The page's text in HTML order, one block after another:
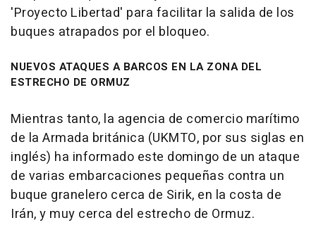
'Proyecto Libertad' para facilitar la salida de los
buques atrapados por el bloqueo.
NUEVOS ATAQUES A BARCOS EN LA ZONA DEL
ESTRECHO DE ORMUZ
Mientras tanto, la agencia de comercio marítimo
de la Armada británica (UKMTO, por sus siglas en
inglés) ha informado este domingo de un ataque
de varias embarcaciones pequeñas contra un
buque granelero cerca de Sirik, en la costa de
Irán, y muy cerca del estrecho de Ormuz.